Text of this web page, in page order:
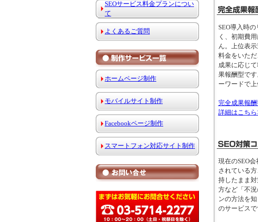
SEOサービス料金プランについ
て
よくあるご質問
ホームページ制作
モバイルサイト制作
Facebookページ制作
スマートフォン対応サイト制作
SEO導入時
く、初期費
ん。上位表
料金をいた
成果に応じ
果報酬型で
ーワードで上
完全成果報
詳細はこちら
現在のSEO
されている
持したまま
方など「不
ンの方法を
のサービスで